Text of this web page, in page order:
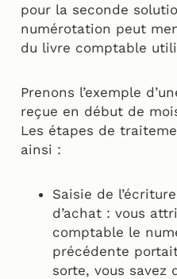
pour la seconde
numérotation peut
du livre comptable
Prenons l’exemple
reçue en début de
Les étapes de
ainsi :
Saisie de
d’achat : vous
comptable le
précédente
sorte, vous savez